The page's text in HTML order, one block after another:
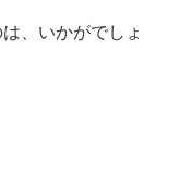
、いかがでしょ